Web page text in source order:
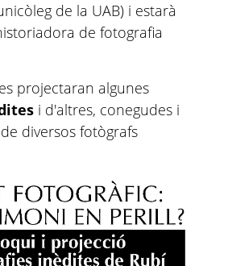
de la UAB) i estarà
de fotografia
projectaran algunes
i d'altres, conegudes i
diversos fotògrafs